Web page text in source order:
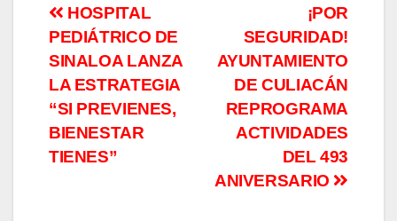
Navegación
de
entradas
¡POR
SEGURIDAD!
AYUNTAMIENTO
DE CULIACÁN
REPROGRAMA
ACTIVIDADES
DEL 493
ANIVERSARIO
HOSPITAL
PEDIÁTRICO DE
SINALOA LANZA
LA ESTRATEGIA
“SI PREVIENES,
BIENESTAR
TIENES”